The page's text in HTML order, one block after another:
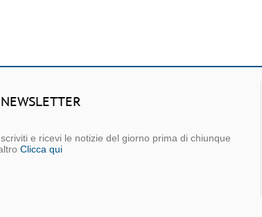
NEWSLETTER
e ricevi le notizie del giorno prima di chiunque
Clicca qui